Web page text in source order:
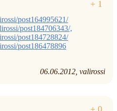
post164995621/
post184706343/,
post184728824/
post186478896
06.06.2012 valirossi